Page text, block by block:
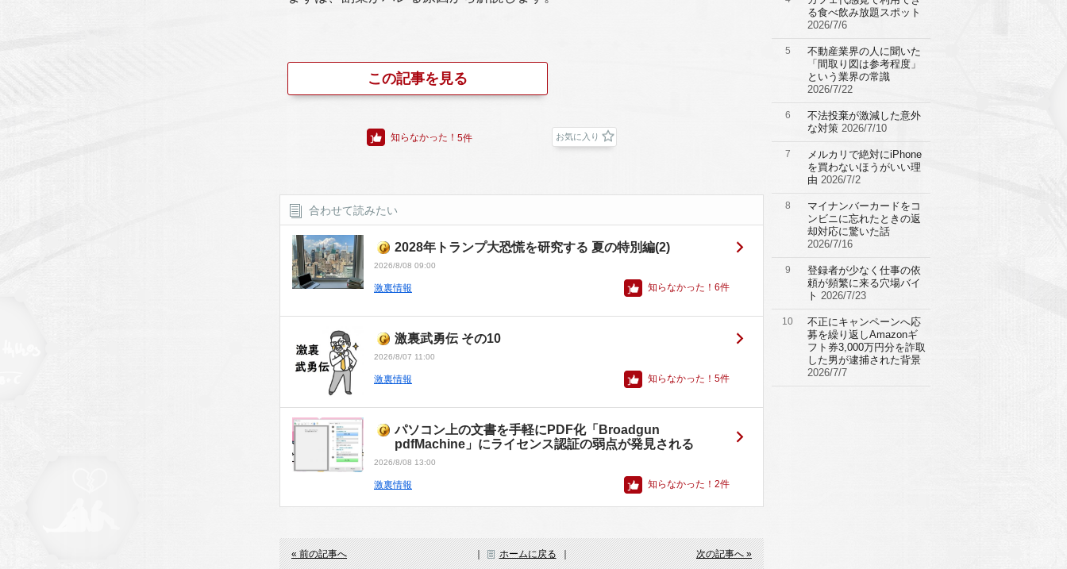
この記事を見る
知らなかった！ 5件 お気に入り
合わせて読みたい
2028年トランプ大恐慌を研究する 夏の特別編(2)
2026/8/08 09:00
激裏情報 知らなかった！ 6件
激裏武勇伝 その10
2026/8/07 11:00
激裏情報 知らなかった！ 5件
パソコン上の文書を手軽にPDF化「Broadgun
pdfMachine」にライセンス認証の弱点が発見される
2026/8/08 13:00
激裏情報 知らなかった！ 2件
« 前の記事へ ｜ ホームに戻る ｜ 次の記事へ »
る食べ飲み放題スポット
2026/7/6
5
不動産業界の人に聞いた
「間取り図は参考程度」
という業界の常識
2026/7/22
6
不法投棄が激減した意外
な対策 2026/7/10
7
メルカリで絶対にiPhone
を買わないほうがいい理
由 2026/7/2
8
マイナンバーカードをコ
ンビニに忘れたときの返
却対応に驚いた話
2026/7/16
9
登録者が少なく仕事の依
頼が頻繁に来る穴場バイ
ト 2026/7/23
10
不正にキャンペーンへ応
募を繰り返しAmazonギ
フト券3,000万円分を詐取
した男が逮捕された背景
2026/7/7